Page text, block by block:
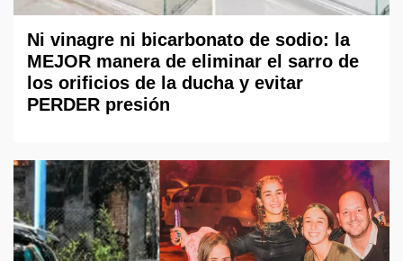
Ni vinagre ni bicarbonato de sodio: la
MEJOR manera de eliminar el sarro de
los orificios de la ducha y evitar
PERDER presión